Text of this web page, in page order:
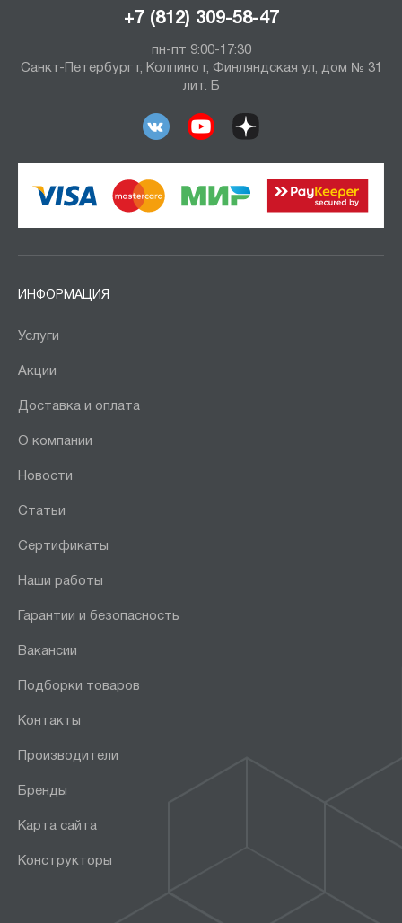
+7 (812) 309-58-47
пн-пт 9:00-17:30
Санкт-Петербург г, Колпино г, Финляндская ул, дом № 31
лит. Б
ИНФОРМАЦИЯ
Услуги
Акции
Доставка и оплата
О компании
Новости
Статьи
Сертификаты
Наши работы
Гарантии и безопасность
Вакансии
Подборки товаров
Контакты
Производители
Бренды
Карта сайта
Конструкторы